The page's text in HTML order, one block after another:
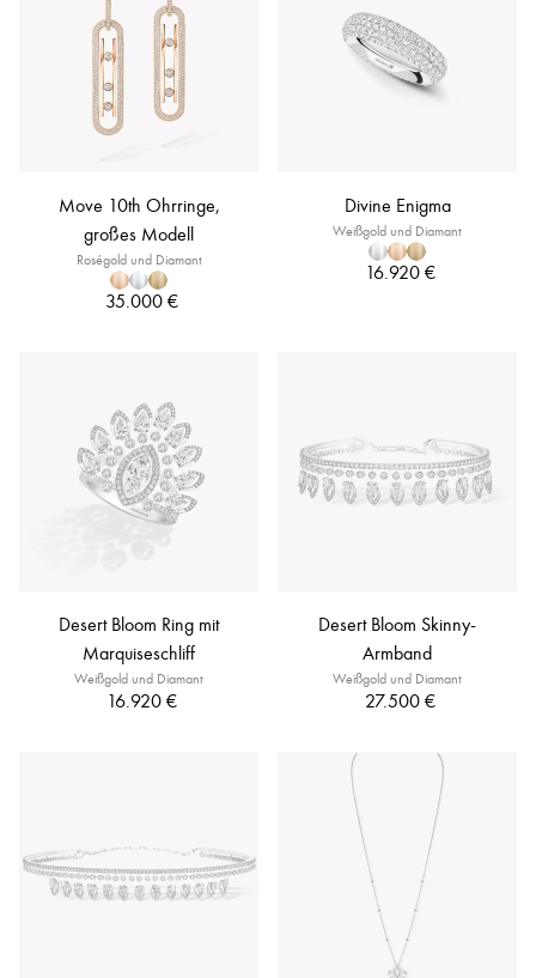
Move 10th Ohrringe,
großes Modell
Roségold und Diamant
35.000 €
Divine Enigma
Weißgold und Diamant
16.920 €
Desert Bloom Ring mit
Marquiseschliff
Weißgold und Diamant
16.920 €
Desert Bloom Skinny-
Armband
Weißgold und Diamant
27.500 €